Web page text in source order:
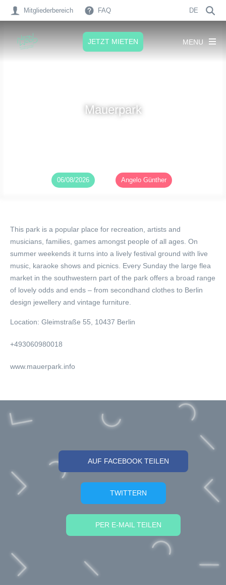
Mitgliederbereich FAQ DE
MENU
JETZT MIETEN
Mauerpark
06/08/2026
Angelo Günther
This park is a popular place for recreation, artists and
musicians, families, games amongst people of all ages. On
summer weekends it turns into a lively festival ground with live
music, karaoke shows and picnics. Every Sunday the large flea
market in the southwestern part of the park offers a broad range
of lovely odds and ends – from secondhand clothes to Berlin
design jewellery and vintage furniture.
Location: Gleimstraße 55, 10437 Berlin
+493060980018
www.mauerpark.info
AUF FACEBOOK TEILEN
TWITTERN
PER E-MAIL TEILEN